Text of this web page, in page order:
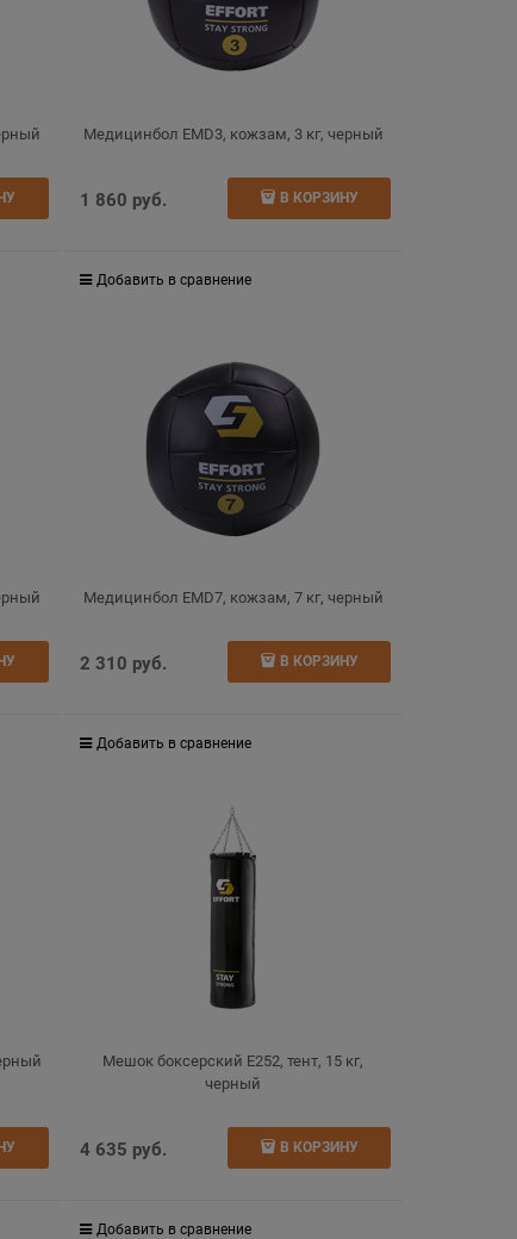
Медицинбол EMD3, кожзам, 3 кг, черный
1 860 руб. В КОРЗИНУ
Добавить в сравнение
Медицинбол EMD7, кожзам, 7 кг, черный
2 310 руб. В КОРЗИНУ
Добавить в сравнение
Мешок боксерский E252, тент, 15 кг,
черный
4 635 руб. В КОРЗИНУ
Добавить в сравнение